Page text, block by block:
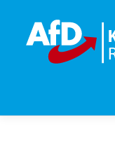
springen